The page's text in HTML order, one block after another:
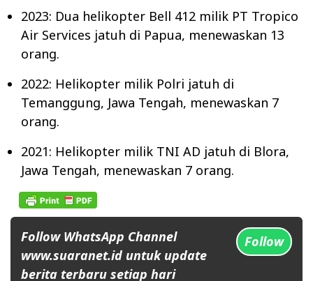
2023: Dua helikopter Bell 412 milik PT Tropico
Air Services jatuh di Papua, menewaskan 13
orang.
2022: Helikopter milik Polri jatuh di
Temanggung, Jawa Tengah, menewaskan 7
orang.
2021: Helikopter milik TNI AD jatuh di Blora,
Jawa Tengah, menewaskan 7 orang.
Follow WhatsApp Channel
www.suaranet.id untuk update
berita terbaru setiap hari
Follow